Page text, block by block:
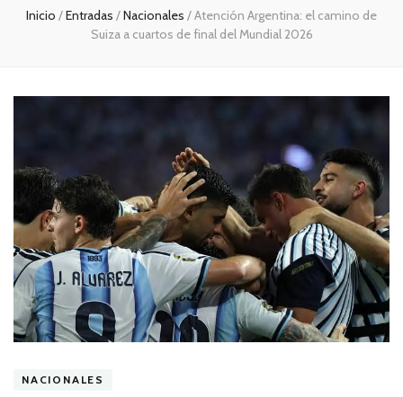
política
Inicio /Entradas /Nacionales /Atención Argentina: el camino de
Suiza a cuartos de final del Mundial 2026
NACIONALES